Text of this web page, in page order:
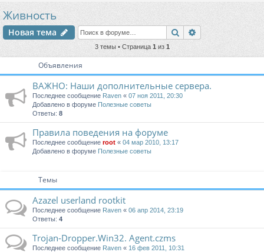
и
Живность
Новая тема Поиск
3 темы • Страница 1из 1
Объявления
ВАЖНО: Наши дополнительные сервера.
Последнее сообщение Raven « 07 ноя 2011, 20:30
Добавлено в форуме Полезные советы
Ответы: 8
Правила поведения на форуме
Последнее сообщение root « 04 мар 2010, 13:17
Добавлено в форуме Полезные советы
Темы
Azazel userland rootkit
Последнее сообщение Raven « 06 апр 2014, 23:19
Ответы: 4
Trojan-Dropper.Win32. Agent.czms
Последнее сообщение Raven « 16 фев 2011, 10:31